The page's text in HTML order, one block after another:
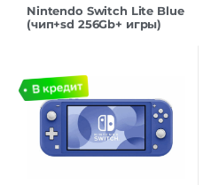
Nintendo Switch Lite Blue
(чип+sd 256Gb+ игры)